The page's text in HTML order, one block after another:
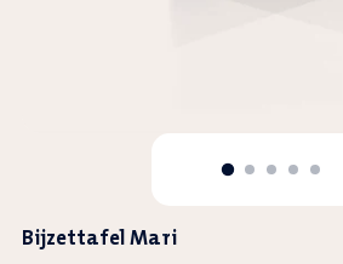
Bijzettafel Mari